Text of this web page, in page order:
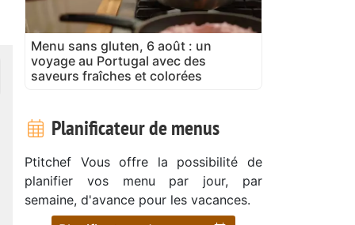
Menu sans gluten, 6 août : un
voyage au Portugal avec des
saveurs fraîches et colorées
Planificateur de menus
Ptitchef Vous offre la possibilité de
planifier vos menu par jour, par
semaine, d'avance pour les vacances.